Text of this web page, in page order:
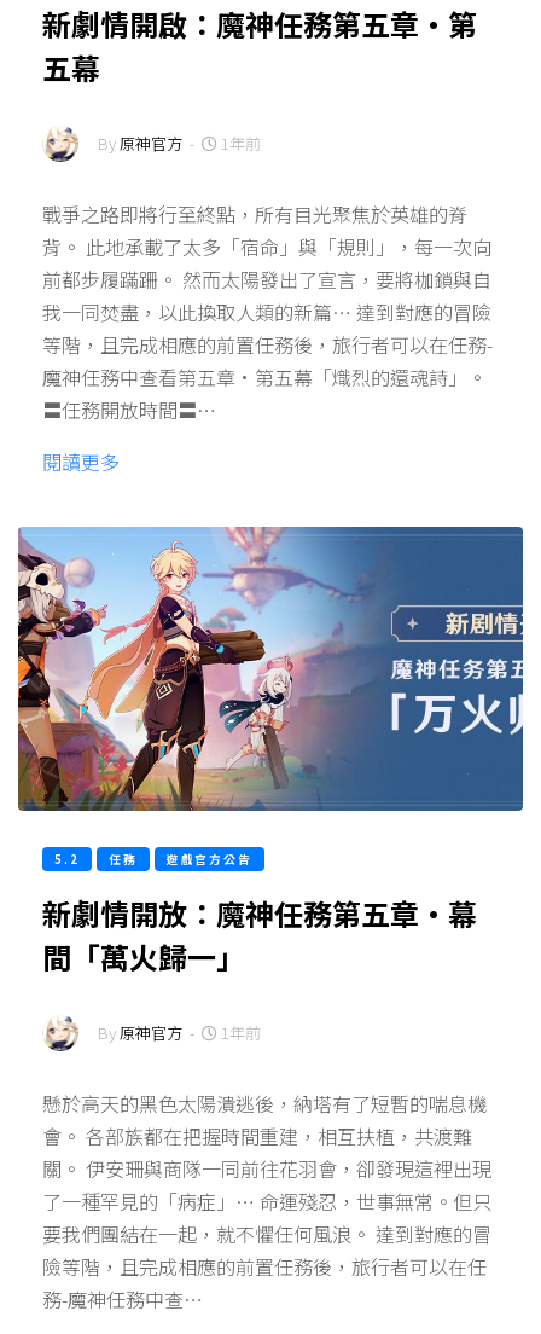
新劇情開啟：魔神任務第五章·第
五幕
By 原神官方 - 1年前
戰爭之路即將行至終點，所有目光聚焦於英雄的脊
背。 此地承載了太多「宿命」與「規則」，每一次向
前都步履蹣跚。 然而太陽發出了宣言，要將枷鎖與自
我一同焚盡，以此換取人類的新篇… 達到對應的冒險
等階，且完成相應的前置任務後，旅行者可以在任務-
魔神任務中查看第五章·第五幕「熾烈的還魂詩」。
〓任務開放時間〓…
閱讀更多
5.2 任務 遊戲官方公告
新劇情開放：魔神任務第五章·幕
間「萬火歸一」
By 原神官方 - 1年前
懸於高天的黑色太陽潰逃後，納塔有了短暫的喘息機
會。 各部族都在把握時間重建，相互扶植，共渡難
關。 伊安珊與商隊一同前往花羽會，卻發現這裡出現
了一種罕見的「病症」… 命運殘忍，世事無常。但只
要我們團結在一起，就不懼任何風浪。 達到對應的冒
險等階，且完成相應的前置任務後，旅行者可以在任
務-魔神任務中查…